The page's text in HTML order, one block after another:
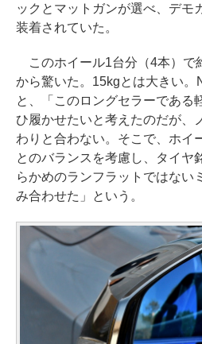
ックとマットガンが選べ、デモ
装着されていた。
このホイール1台分（4本）で
から驚いた。15kgとは大きい。
と、「このロングセラーである
ひ履かせたいと考えたのだが、
わりと合わない。そこで、ホイ
とのバランスを考慮し、タイヤ
らかめのランフラットではない
み合わせた」という。